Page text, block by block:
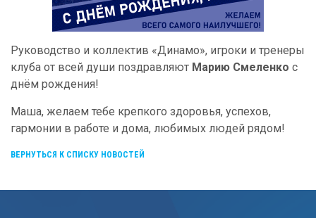
Руководство и коллектив «Динамо», игроки и тренеры
клуба от всей души поздравляют Марию Смеленко с
днём рождения!
Маша, желаем тебе крепкого здоровья, успехов,
гармонии в работе и дома, любимых людей рядом!
ВЕРНУТЬСЯ К СПИСКУ НОВОСТЕЙ